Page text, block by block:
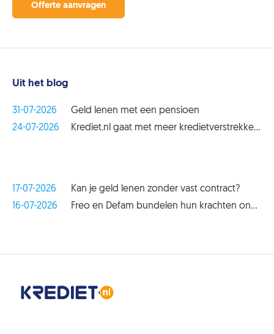
Offerte aanvragen
Uit het blog
31-07-2026
Geld lenen met een pensioen
24-07-2026
Krediet.nl gaat met meer kredietverstrekkers samenwerken
17-07-2026
Kan je geld lenen zonder vast contract?
16-07-2026
Freo en Defam bundelen hun krachten onder de nieuwe naam Sprankr